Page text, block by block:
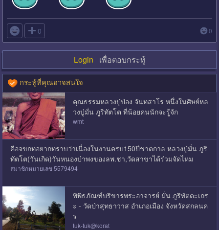
 0 0
Login เพื่อตอบกระทู้
กระทู้ที่คุณอาจสนใจ
คุณธรรมหลวงปู่ป่อง จันทสาโร หนึ่งในศิษย์หล
วงปู่มั่น ภูริทัตโต ที่น้อยคนนักจะรู้จัก
wmt
คือจขกทอยากทราบว่าเนื่องในงานครบ150ปีชาตกาล​ หลวงปู่มั่น​ ภูริ
ทัต​โต​(วันเกิด)​วันหนองป่าพงของลพ.ชา,วัดสาขาได้ร่วมจัดไหม
สมาชิกหมายเลข 5579494
พิพิธภัณฑ์บริขารพระอาจารย์ มั่น ภูริทัตตะเถร
ะ - วัดป่าสุทธาวาส อำเภอเมือง จังหวัดสกลนค
ร
tuk-tuk@korat